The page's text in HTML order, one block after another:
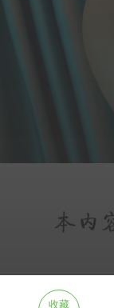
收藏